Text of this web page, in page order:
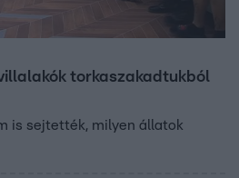
torkaszakadtukból
is sejtették, milyen állatok